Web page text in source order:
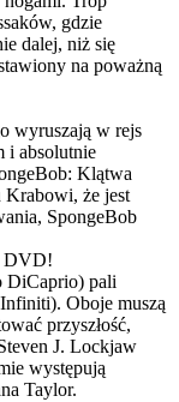
gdzie
dalej, niż się
na poważną
wyruszają w rejs
i absolutnie
Klątwa
Krabowi, że jest
SpongeBob
DVD!
DiCaprio) pali
Oboje muszą
przyszłość,
J. Lockjaw
występują
Taylor.